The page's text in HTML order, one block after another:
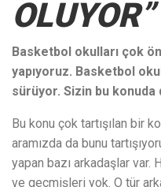
OLUYOR”
Basketbol okulları çok
yapıyoruz. Basketbol
sürüyor. Sizin bu
Bu konu çok tartışılan bir
aramızda da bunu
yapan bazı arkadaşlar
ve geçmişleri yok. O tür